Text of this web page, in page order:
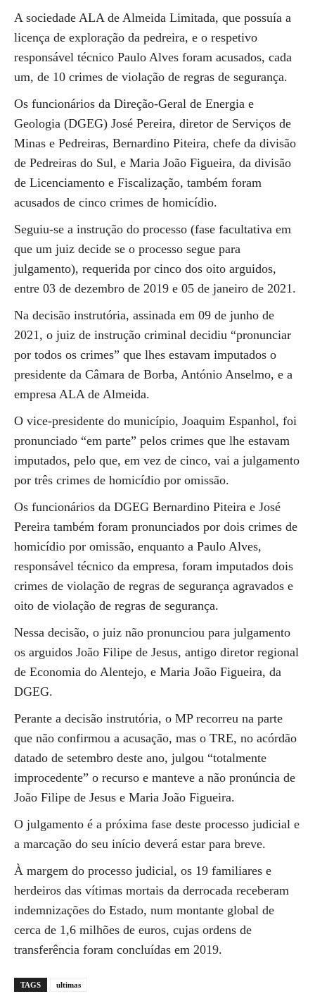
A sociedade ALA de Almeida Limitada, que possuía a
licença de exploração da pedreira, e o respetivo
responsável técnico Paulo Alves foram acusados, cada
um, de 10 crimes de violação de regras de segurança.
Os funcionários da Direção-Geral de Energia e
Geologia (DGEG) José Pereira, diretor de Serviços de
Minas e Pedreiras, Bernardino Piteira, chefe da divisão
de Pedreiras do Sul, e Maria João Figueira, da divisão
de Licenciamento e Fiscalização, também foram
acusados de cinco crimes de homicídio.
Seguiu-se a instrução do processo (fase facultativa em
que um juiz decide se o processo segue para
julgamento), requerida por cinco dos oito arguidos,
entre 03 de dezembro de 2019 e 05 de janeiro de 2021.
Na decisão instrutória, assinada em 09 de junho de
2021, o juiz de instrução criminal decidiu “pronunciar
por todos os crimes” que lhes estavam imputados o
presidente da Câmara de Borba, António Anselmo, e a
empresa ALA de Almeida.
O vice-presidente do município, Joaquim Espanhol, foi
pronunciado “em parte” pelos crimes que lhe estavam
imputados, pelo que, em vez de cinco, vai a julgamento
por três crimes de homicídio por omissão.
Os funcionários da DGEG Bernardino Piteira e José
Pereira também foram pronunciados por dois crimes de
homicídio por omissão, enquanto a Paulo Alves,
responsável técnico da empresa, foram imputados dois
crimes de violação de regras de segurança agravados e
oito de violação de regras de segurança.
Nessa decisão, o juiz não pronunciou para julgamento
os arguidos João Filipe de Jesus, antigo diretor regional
de Economia do Alentejo, e Maria João Figueira, da
DGEG.
Perante a decisão instrutória, o MP recorreu na parte
que não confirmou a acusação, mas o TRE, no acórdão
datado de setembro deste ano, julgou “totalmente
improcedente” o recurso e manteve a não pronúncia de
João Filipe de Jesus e Maria João Figueira.
O julgamento é a próxima fase deste processo judicial e
a marcação do seu início deverá estar para breve.
À margem do processo judicial, os 19 familiares e
herdeiros das vítimas mortais da derrocada receberam
indemnizações do Estado, num montante global de
cerca de 1,6 milhões de euros, cujas ordens de
transferência foram concluídas em 2019.
TAGS ultimas